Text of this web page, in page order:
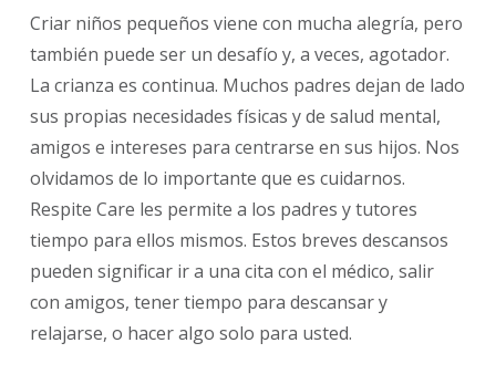
Criar niños pequeños viene con mucha alegría, pero
también puede ser un desafío y, a veces, agotador.
La crianza es continua. Muchos padres dejan de lado
sus propias necesidades físicas y de salud mental,
amigos e intereses para centrarse en sus hijos. Nos
olvidamos de lo importante que es cuidarnos.
Respite Care les permite a los padres y tutores
tiempo para ellos mismos. Estos breves descansos
pueden significar ir a una cita con el médico, salir
con amigos, tener tiempo para descansar y
relajarse, o hacer algo solo para usted.